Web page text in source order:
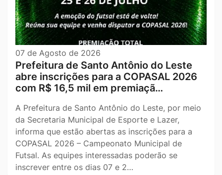
07 de Agosto de 2026
Prefeitura de Santo Antônio do Leste
abre inscrições para a COPASAL 2026
com R$ 16,5 mil em premiaçã…
A Prefeitura de Santo Antônio do Leste, por meio
da Secretaria Municipal de Esporte e Lazer,
informa que estão abertas as inscrições para a
COPASAL 2026 – Campeonato Municipal de
Futsal. As equipes interessadas poderão se
inscrever entre os dias 07 e 2…